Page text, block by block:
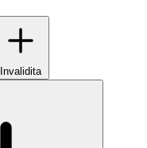
Invalidita